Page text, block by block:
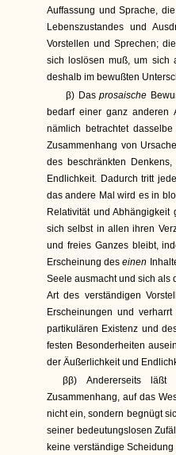
Auffassung und Sprache,
Lebenszustandes und
Vorstellen und Sprechen;
sich loslösen muß, um sich
deshalb im bewußten
β) Dasprosaische
bedarf einer ganz anderen
nämlich betrachtet
Zusammenhang von
des beschränkten
Endlichkeit. Dadurch tritt
das andere Mal wird es in
Relativität und
sich selbst in allen ihren
und freies Ganzes bleibt,
Erscheinung deseinen
Seele ausmacht und sich als
Art des verständigen
Erscheinungen und
partikulären Existenz und
festen Besonderheiten
der Äußerlichkeit und
ββ) Andererseits
Zusammenhang, auf das
nicht ein, sondern begnügt
seiner bedeutungslosen
keine verständige